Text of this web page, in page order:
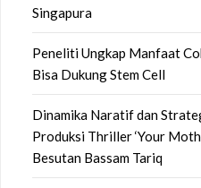
Singapura
Peneliti Ungkap Manfaat
Bisa Dukung Stem Cell
Dinamika Naratif dan
Produksi Thriller ‘Your
Besutan Bassam Tariq